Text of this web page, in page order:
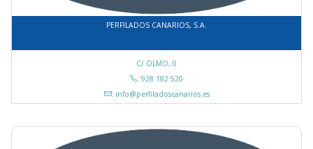
PERFILADOS CANARIOS, S.A.
C/ OLMO, 0
: 928 182 520
: info@perfiladoscanarios.es